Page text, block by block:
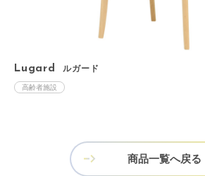
Lugard ルガード
高齢者施設
商品一覧へ戻る